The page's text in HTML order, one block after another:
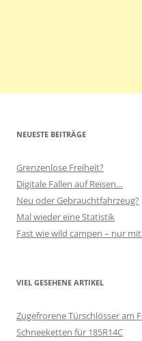
NEUESTE BEITRÄGE
Grenzenlose Freiheit?
Digitale Fallen auf Reisen…
Neu oder Gebrauchtfahrzeug?
Mal wieder eine Statistik
Fast wie wild campen – nur
VIEL GESEHENE ARTIKEL
Zugefrorene Türschlösser am
Schneeketten für 185R14C